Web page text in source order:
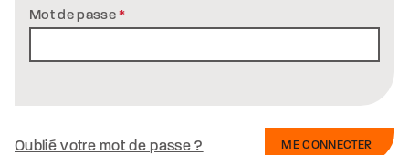
Mot de passe*
Oublié votre mot de passe ?